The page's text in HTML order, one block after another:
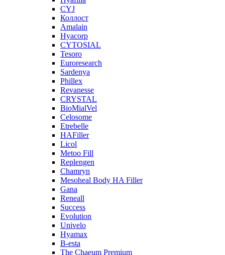
CYJ
Коллост
Amalain
Hyacorp
CYTOSIAL
Tesoro
Euroresearch
Sardenya
Phillex
Revanesse
CRYSTAL
BioMialVel
Celosome
Etrebelle
HAFiller
Licol
Metoo Fill
Replengen
Chamryn
Mesoheal Body HA Filler
Gana
Reneall
Success
Evolution
Univelo
Hyamax
B-esta
The Chaeum Premium